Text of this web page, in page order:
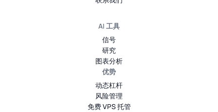
AI 工具
信号
研究
图表分析
优势
动态杠杆
风险管理
免费 VPS 托管